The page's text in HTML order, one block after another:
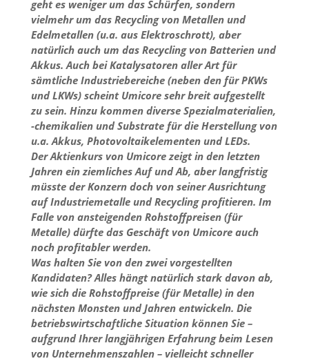
geht es weniger um das Schürfen, sondern
vielmehr um das Recycling von Metallen und
Edelmetallen (u.a. aus Elektroschrott), aber
natürlich auch um das Recycling von Batterien und
Akkus. Auch bei Katalysatoren aller Art für
sämtliche Industriebereiche (neben den für PKWs
und LKWs) scheint Umicore sehr breit aufgestellt
zu sein. Hinzu kommen diverse Spezialmaterialien,
-chemikalien und Substrate für die Herstellung von
u.a. Akkus, Photovoltaikelementen und LEDs.
Der Aktienkurs von Umicore zeigt in den letzten
Jahren ein ziemliches Auf und Ab, aber langfristig
müsste der Konzern doch von seiner Ausrichtung
auf Industriemetalle und Recycling profitieren. Im
Falle von ansteigenden Rohstoffpreisen (für
Metalle) dürfte das Geschäft von Umicore auch
noch profitabler werden.
Was halten Sie von den zwei vorgestellten
Kandidaten? Alles hängt natürlich stark davon ab,
wie sich die Rohstoffpreise (für Metalle) in den
nächsten Monsten und Jahren entwickeln. Die
betriebswirtschaftliche Situation können Sie –
aufgrund Ihrer langjährigen Erfahrung beim Lesen
von Unternehmenszahlen – vielleicht schneller